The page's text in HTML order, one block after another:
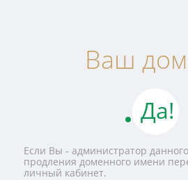
Ваш
Да!
Если Вы - администратор
продления доменного имени
личный кабинет.